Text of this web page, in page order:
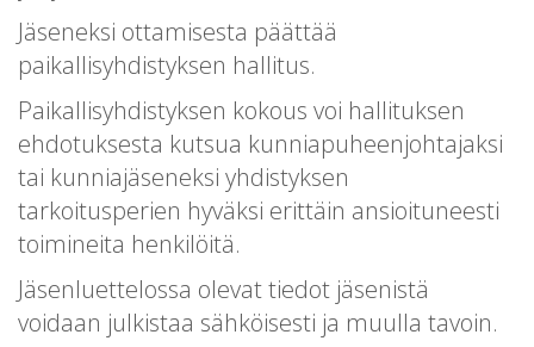
Jäseneksi ottamisesta päättää
paikallisyhdistyksen hallitus.
Paikallisyhdistyksen kokous voi hallituksen
ehdotuksesta kutsua kunniapuheenjohtajaksi
tai kunniajäseneksi yhdistyksen
tarkoitusperien hyväksi erittäin ansioituneesti
toimineita henkilöitä.
Jäsenluettelossa olevat tiedot jäsenistä
voidaan julkistaa sähköisesti ja muulla tavoin.